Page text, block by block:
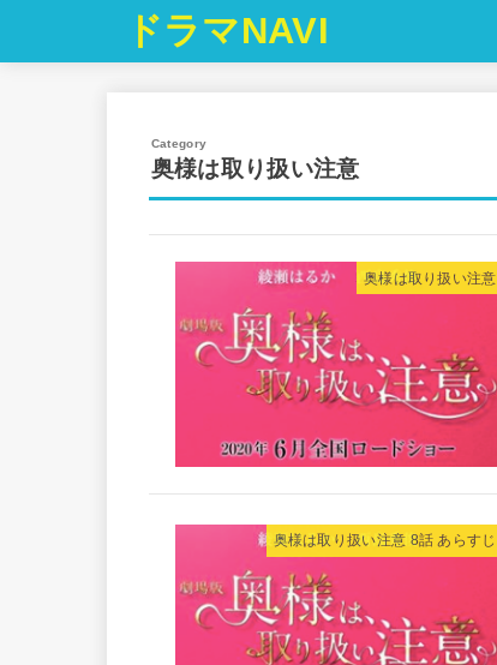
ドラマNAVI
奥様は取り扱い注意
奥様は取り扱い注意
奥様は取り扱い注意 8話 あらすじ